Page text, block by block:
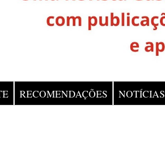
RECOMENDAÇÕES NOTÍCIAS